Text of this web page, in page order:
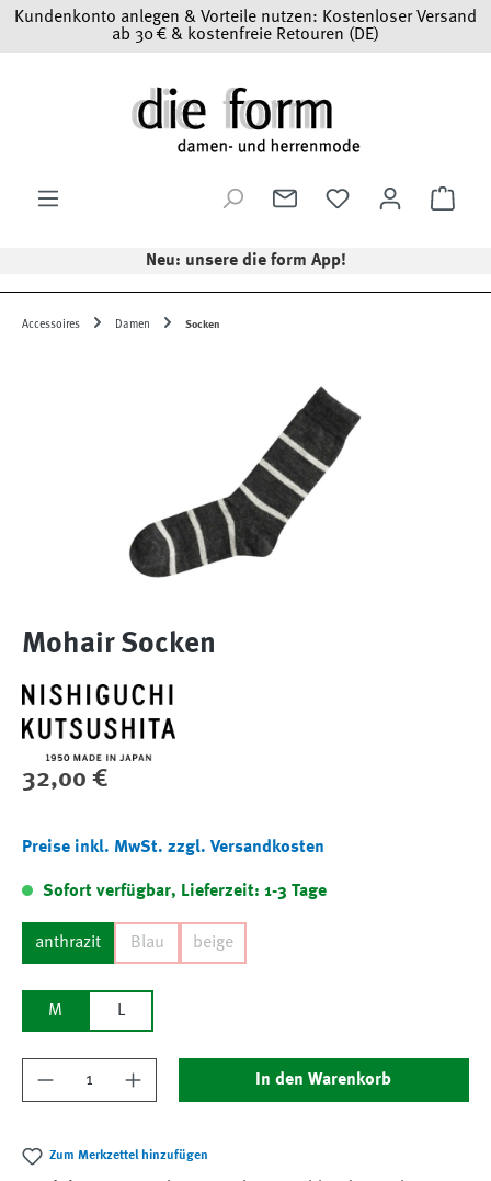
Zum Hauptinhalt springen
Kundenkonto anlegen & Vorteile nutzen: Kostenloser Versand
ab 30 € & kostenfreie Retouren (DE)
Neu: unsere die form App!
Accessoires Damen Socken
Mohair Socken
Regulärer Preis:
32,00 €
Preise inkl. MwSt. zzgl. Versandkosten
Sofort verfügbar, Lieferzeit: 1-3 Tage
anthrazit Blau beige
M L
Produkt Anzahl: Gib den gewünschten Wert
In den Warenkorb
Zum Merkzettel hinzufügen